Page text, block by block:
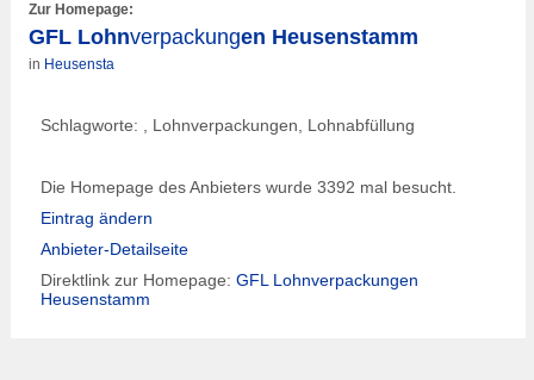
Zur Homepage:
GFL Lohnverpackungen Heusenstamm
in Heusensta
Schlagworte: , Lohnverpackungen, Lohnabfüllung
Die Homepage des Anbieters wurde 3392 mal besucht.
Eintrag ändern
Anbieter-Detailseite
Direktlink zur Homepage: GFL Lohnverpackungen
Heusenstamm